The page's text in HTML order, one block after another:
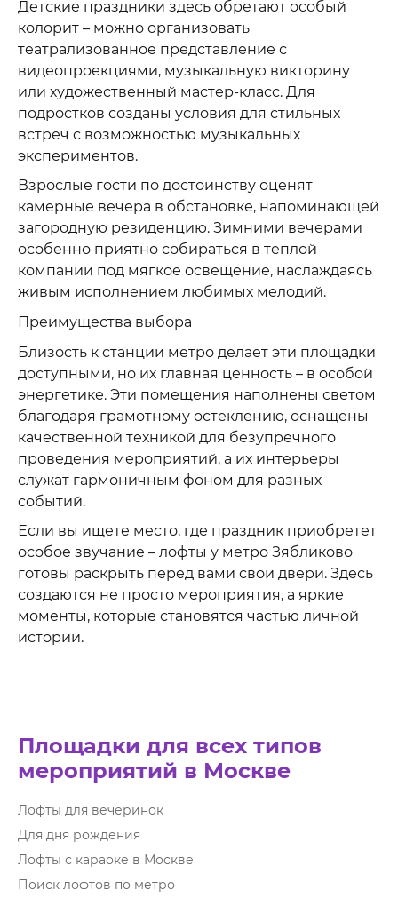
Детские праздники здесь обретают особый
колорит – можно организовать
театрализованное представление с
видеопроекциями, музыкальную викторину
или художественный мастер-класс. Для
подростков созданы условия для стильных
встреч с возможностью музыкальных
экспериментов.
Взрослые гости по достоинству оценят
камерные вечера в обстановке, напоминающей
загородную резиденцию. Зимними вечерами
особенно приятно собираться в теплой
компании под мягкое освещение, наслаждаясь
живым исполнением любимых мелодий.
Преимущества выбора
Близость к станции метро делает эти площадки
доступными, но их главная ценность – в особой
энергетике. Эти помещения наполнены светом
благодаря грамотному остеклению, оснащены
качественной техникой для безупречного
проведения мероприятий, а их интерьеры
служат гармоничным фоном для разных
событий.
Если вы ищете место, где праздник приобретет
особое звучание – лофты у метро Зябликово
готовы раскрыть перед вами свои двери. Здесь
создаются не просто мероприятия, а яркие
моменты, которые становятся частью личной
истории.
Площадки для всех типов
мероприятий в Москве
Лофты для вечеринок
Для дня рождения
Лофты с караоке в Москве
Поиск лофтов по метро